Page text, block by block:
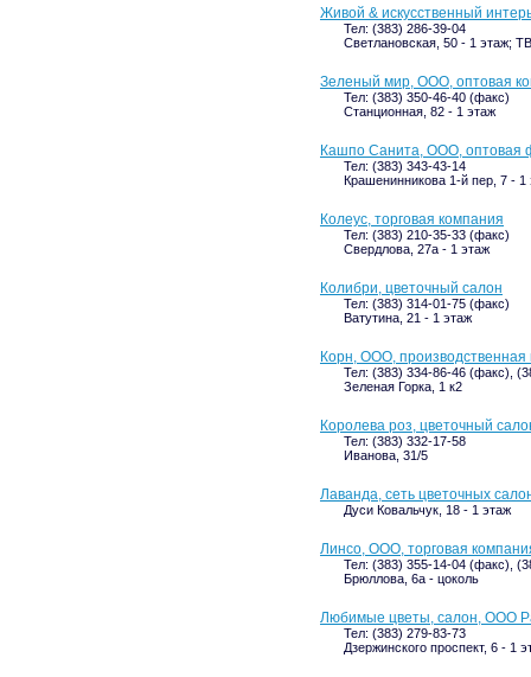
Живой & искусственный
Тел: (383) 286-39-04
Светлановская, 50 - 1 этаж;
Зеленый мир, ООО, оптовая
Тел: (383) 350-46-40 (факс)
Станционная, 82 - 1 этаж
Кашпо Санита, ООО, оптовая
Тел: (383) 343-43-14
Крашенинникова 1-й пер, 7 - 1
Колеус, торговая компания
Тел: (383) 210-35-33 (факс)
Свердлова, 27а - 1 этаж
Колибри, цветочный салон
Тел: (383) 314-01-75 (факс)
Ватутина, 21 - 1 этаж
Корн, ООО, производственная
Тел: (383) 334-86-46 (факс),
Зеленая Горка, 1 к2
Королева роз, цветочный
Тел: (383) 332-17-58
Иванова, 31/5
Лаванда, сеть цветочных
Дуси Ковальчук, 18 - 1 этаж
Линсо, ООО, торговая
Тел: (383) 355-14-04 (факс),
Брюллова, 6а - цоколь
Любимые цветы, салон, ООО
Тел: (383) 279-83-73
Дзержинского проспект, 6 - 1